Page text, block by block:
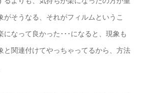
がそうなる、それがフィルムというこ
になって良かった･･･になると、現象も
と関連付けてやっちゃってるから、方法